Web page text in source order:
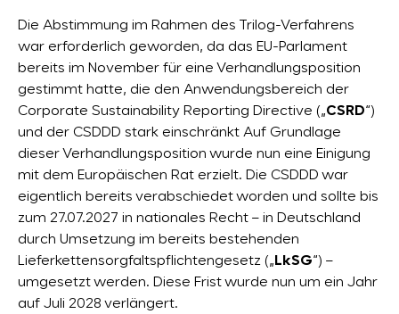
Die Abstimmung im Rahmen des Trilog-Verfahrens
war erforderlich geworden, da das EU-Parlament
bereits im November für eine Verhandlungsposition
gestimmt hatte, die den Anwendungsbereich der
Corporate Sustainability Reporting Directive („CSRD“)
und der CSDDD stark einschränkt Auf Grundlage
dieser Verhandlungsposition wurde nun eine Einigung
mit dem Europäischen Rat erzielt. Die CSDDD war
eigentlich bereits verabschiedet worden und sollte bis
zum 27.07.2027 in nationales Recht – in Deutschland
durch Umsetzung im bereits bestehenden
Lieferkettensorgfaltspflichtengesetz („ LkSG“) –
umgesetzt werden. Diese Frist wurde nun um ein Jahr
auf Juli 2028 verlängert.